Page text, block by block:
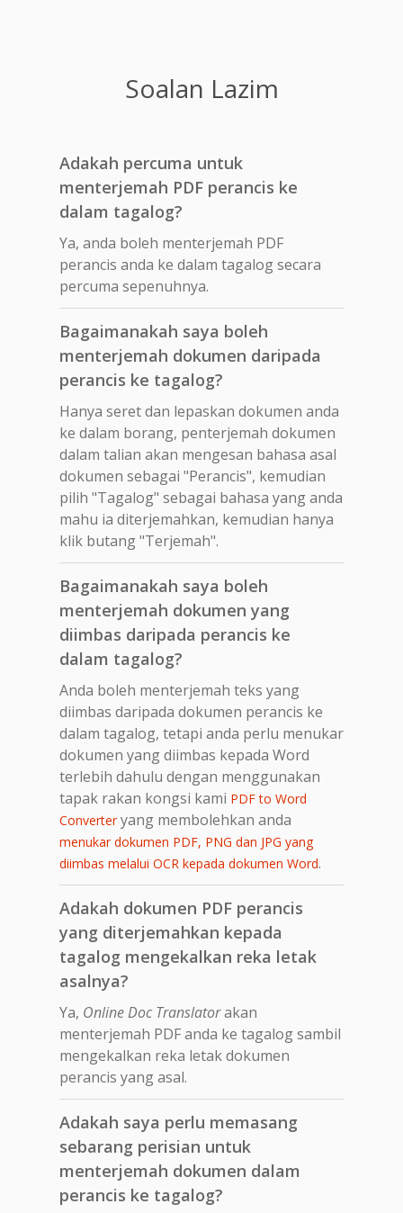
Soalan Lazim
Adakah percuma untuk
menterjemah PDF perancis ke
dalam tagalog?
Ya, anda boleh menterjemah PDF
perancis anda ke dalam tagalog secara
percuma sepenuhnya.
Bagaimanakah saya boleh
menterjemah dokumen daripada
perancis ke tagalog?
Hanya seret dan lepaskan dokumen anda
ke dalam borang, penterjemah dokumen
dalam talian akan mengesan bahasa asal
dokumen sebagai "Perancis", kemudian
pilih "Tagalog" sebagai bahasa yang anda
mahu ia diterjemahkan, kemudian hanya
klik butang "Terjemah".
Bagaimanakah saya boleh
menterjemah dokumen yang
diimbas daripada perancis ke
dalam tagalog?
Anda boleh menterjemah teks yang
diimbas daripada dokumen perancis ke
dalam tagalog, tetapi anda perlu menukar
dokumen yang diimbas kepada Word
terlebih dahulu dengan menggunakan
tapak rakan kongsi kami PDF to Word
Converteryang membolehkan anda
menukar dokumen PDF, PNG dan JPG yang
diimbas melalui OCR kepada dokumen Word.
Adakah dokumen PDF perancis
yang diterjemahkan kepada
tagalog mengekalkan reka letak
asalnya?
Ya, Online Doc Translatorakan
menterjemah PDF anda ke tagalog sambil
mengekalkan reka letak dokumen
perancis yang asal.
Adakah saya perlu memasang
sebarang perisian untuk
menterjemah dokumen dalam
perancis ke tagalog?